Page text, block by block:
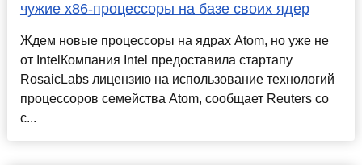
чужие x86-процессоры на базе своих ядер
Ждем новые процессоры на ядрах Atom, но уже не
от IntelКомпания Intel предоставила стартапу
RosaicLabs лицензию на использование технологий
процессоров семейства Atom, сообщает Reuters со
с...